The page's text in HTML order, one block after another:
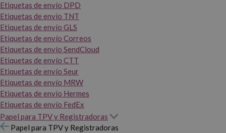
Etiquetas de envío DPD
Etiquetas de envío TNT
Etiquetas de envío GLS
Etiquetas de envío Correos
Etiquetas de envío SendCloud
Etiquetas de envío CTT
Etiquetas de envío Seur
Etiquetas de envío MRW
Etiquetas de envío Hermes
Etiquetas de envío FedEx
Papel para TPV y Registradoras
Papel para TPV y Registradoras